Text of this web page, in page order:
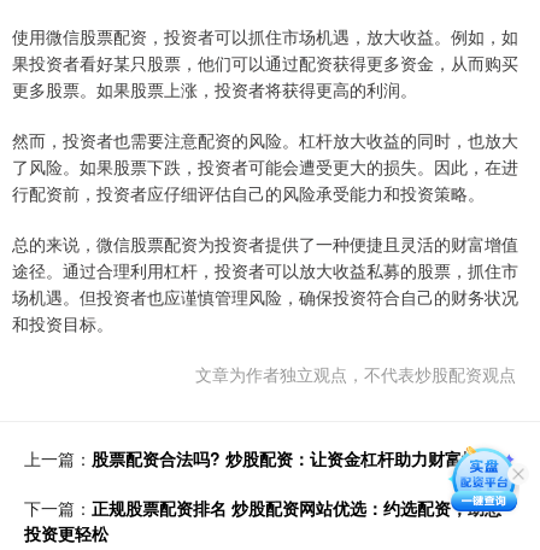
使用微信股票配资，投资者可以抓住市场机遇，放大收益。例如，如
果投资者看好某只股票，他们可以通过配资获得更多资金，从而购买
更多股票。如果股票上涨，投资者将获得更高的利润。
然而，投资者也需要注意配资的风险。杠杆放大收益的同时，也放大
了风险。如果股票下跌，投资者可能会遭受更大的损失。因此，在进
行配资前，投资者应仔细评估自己的风险承受能力和投资策略。
总的来说，微信股票配资为投资者提供了一种便捷且灵活的财富增值
途径。通过合理利用杠杆，投资者可以放大收益私募的股票，抓住市
场机遇。但投资者也应谨慎管理风险，确保投资符合自己的财务状况
和投资目标。
文章为作者独立观点，不代表炒股配资观点
上一篇： 股票配资合法吗? 炒股配资：让资金杠杆助力财富增长
下一篇： 正规股票配资排名 炒股配资网站优选：约选配资，助您
投资更轻松